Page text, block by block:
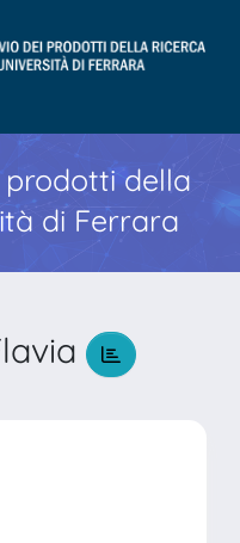
prodotti della
di Ferrara